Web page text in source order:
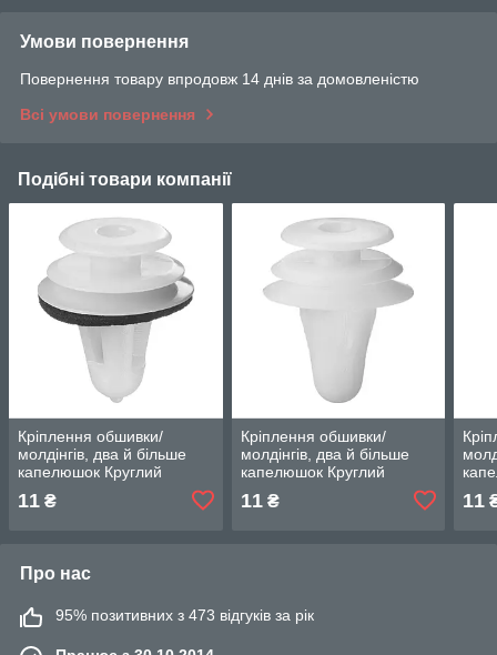
Умови повернення
Повернення товару впродовж 14 днів за домовленістю
Всі умови повернення
Подібні товари компанії
Кріплення обшивки/
молдінгів, два й більше
капелюшок Круглий
Corsa
11 ₴
Кріплення обшивки/
молдінгів, два й більше
капелюшок Круглий
Corsa
11₴ 11
Про нас
95% позитивних з 473 відгуків за рік